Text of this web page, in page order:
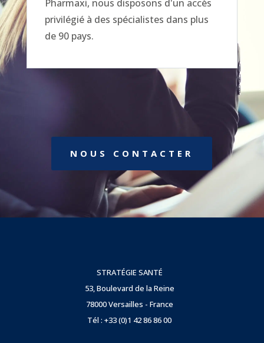
Pharmaxi, nous disposons d'un accès
privilégié à des spécialistes dans plus
de 90 pays.
NOUS CONTACTER
STRATÉGIE SANTÉ
53, Boulevard de la Reine
78000 Versailles - France
Tél : +33 (0)1 42 86 86 00